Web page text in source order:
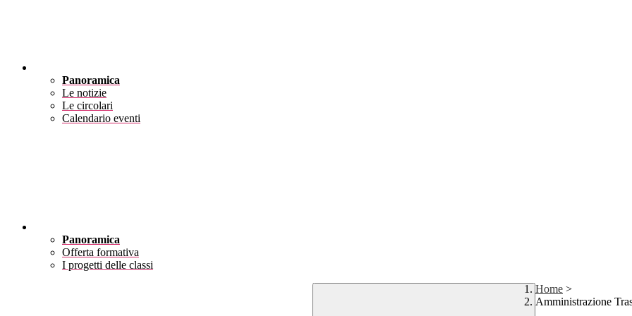
Panoramica
Le notizie
Le circolari
Calendario eventi
Panoramica
Offerta formativa
I progetti delle classi
Home >
Amministrazione